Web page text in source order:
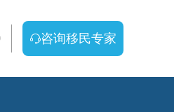
咨询移民专家